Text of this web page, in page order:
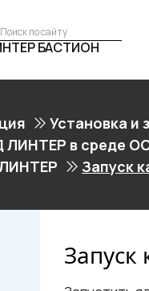
БАСТИОН
Установка и
ЛИНТЕР в среде
Запуск